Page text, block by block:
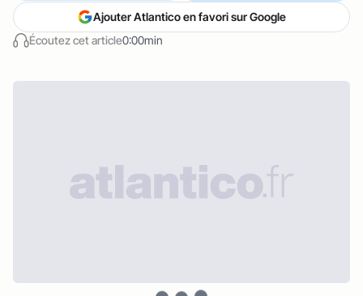
Écoutez cet article0:00min
Ajouter Atlantico en favori sur Google